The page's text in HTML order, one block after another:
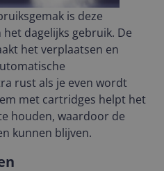
is deze
dagelijks gebruik. De
het verplaatsen en
rust als je even wordt
met cartridges helpt het
houden, waardoor de
kunnen blijven.